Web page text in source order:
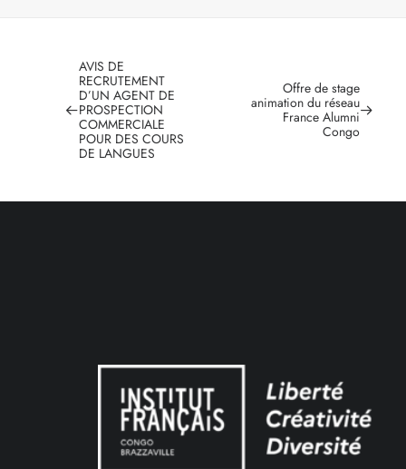
AVIS DE
RECRUTEMENT
D’UN AGENT DE
PROSPECTION
COMMERCIALE
POUR DES COURS
DE LANGUES
Offre de stage
animation du réseau
France Alumni
Congo